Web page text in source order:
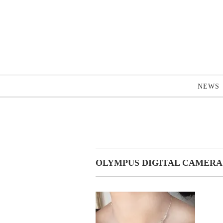
NEWS
OLYMPUS DIGITAL CAMERA